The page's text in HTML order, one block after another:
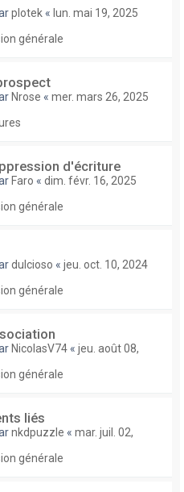
plotek « lun. mai 19, 2025
générale
Nrose « mer. mars 26, 2025
d'écriture
Faro « dim. févr. 16, 2025
générale
dulcioso « jeu. oct. 10, 2024
générale
NicolasV74 « jeu. août 08,
générale
liés
nkdpuzzle « mar. juil. 02,
générale